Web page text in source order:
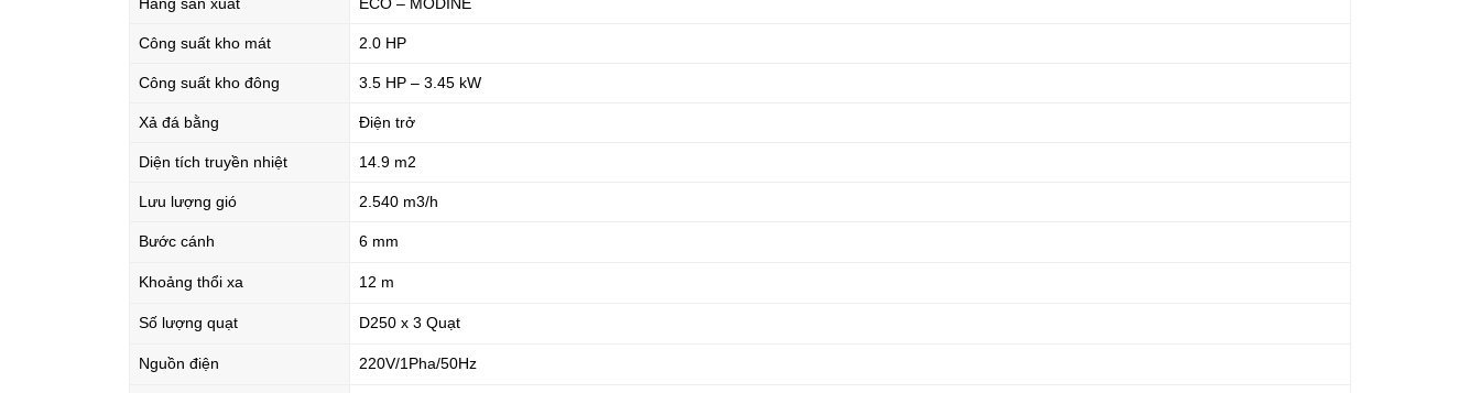
Công suất kho mát 2.0 HP
Công suất kho đông 3.5 HP – 3.45 kW
Xả đá bằng Điện trở
Diện tích truyền nhiệt 14.9 m2
Lưu lượng gió 2.540 m3/h
Bước cánh 6 mm
Khoảng thổi xa 12 m
Số lượng quạt D250 x 3 Quạt
Nguồn điện 220V/1Pha/50Hz